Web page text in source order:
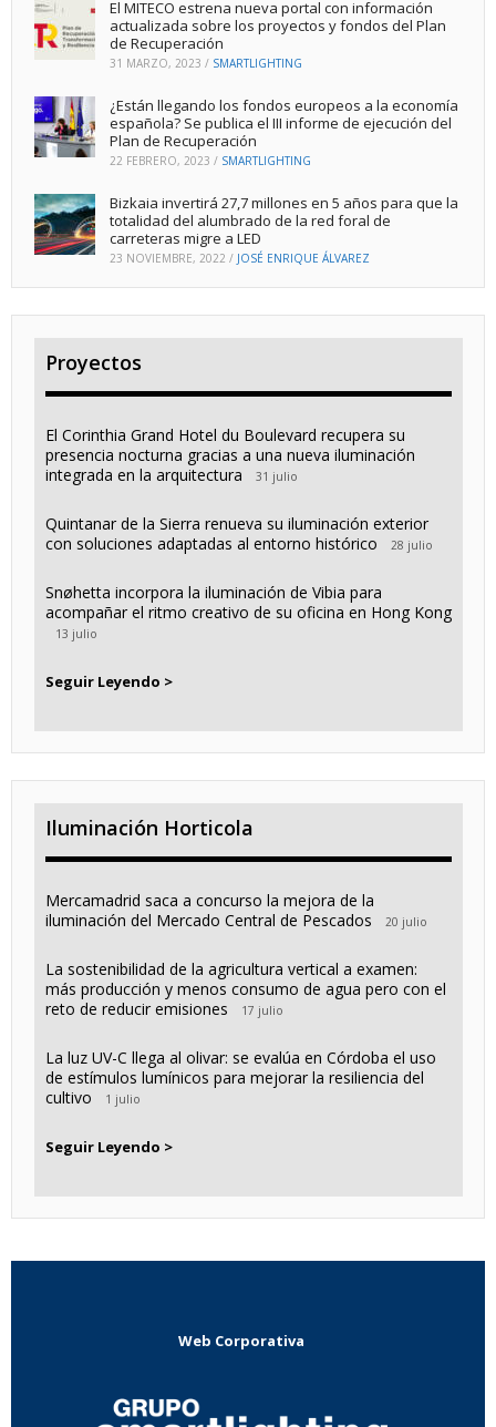
El MITECO estrena nueva portal con información
actualizada sobre los proyectos y fondos del Plan
de Recuperación
31 MARZO, 2023 / SMARTLIGHTING
¿Están llegando los fondos europeos a la economía
española? Se publica el III informe de ejecución del
Plan de Recuperación
22 FEBRERO, 2023 / SMARTLIGHTING
Bizkaia invertirá 27,7 millones en 5 años para que la
totalidad del alumbrado de la red foral de
carreteras migre a LED
23 NOVIEMBRE, 2022 / JOSÉ ENRIQUE ÁLVAREZ
Proyectos
El Corinthia Grand Hotel du Boulevard recupera su
presencia nocturna gracias a una nueva iluminación
integrada en la arquitectura
31 julio
Quintanar de la Sierra renueva su iluminación exterior
con soluciones adaptadas al entorno histórico
28 julio
Snøhetta incorpora la iluminación de Vibia para
acompañar el ritmo creativo de su oficina en Hong Kong
13 julio
Seguir Leyendo >
Iluminación Horticola
Mercamadrid saca a concurso la mejora de la
iluminación del Mercado Central de Pescados
20 julio
La sostenibilidad de la agricultura vertical a examen:
más producción y menos consumo de agua pero con el
reto de reducir emisiones
17 julio
La luz UV-C llega al olivar: se evalúa en Córdoba el uso
de estímulos lumínicos para mejorar la resiliencia del
cultivo
1 julio
Seguir Leyendo >
Web Corporativa